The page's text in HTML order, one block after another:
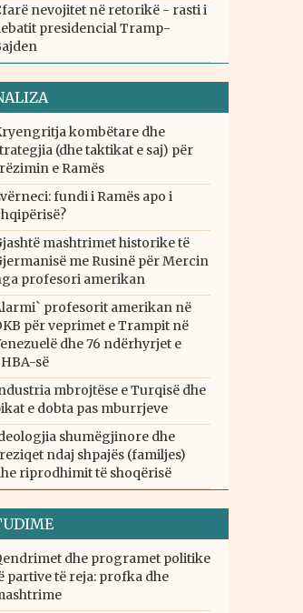
nevojitet në retorikë - rasti i
presidencial Tramp-
kombëtare dhe
(dhe taktikat e saj) për
e Ramës
fundi i Ramës apo i
mashtrimet historike të
me Rusinë për Mercin
profesori amerikan
profesorit amerikan në
për veprimet e Trampit në
dhe 76 ndërhyrjet e
së
mbrojtëse e Turqisë dhe
e dobta pas mburrjeve
shumëgjinore dhe
ndaj shpajës (familjes)
riprodhimit të shoqërisë
dhe programet politike
partive të reja: profka dhe